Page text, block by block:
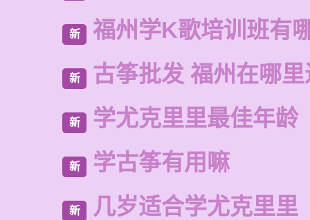
新 福州学K歌培训班有
新 古筝批发 福州在哪
新 学尤克里里最佳年龄
新 学古筝有用嘛
新 几岁适合学尤克里里